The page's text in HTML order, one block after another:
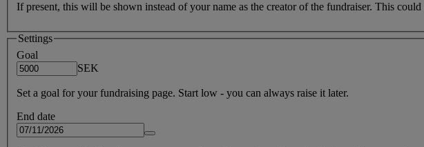
If present, this will be shown instead of your name as the creator of the fundraiser. This
Settings
Goal
SEK
Set a goal for your fundraising page. Start low - you can always raise it later.
End date